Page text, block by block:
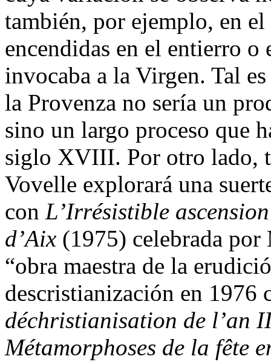
también, por ejemplo, en el
encendidas en el entierro o
invocaba a la Virgen. Tal
la Provenza no sería un
sino un largo proceso que
siglo XVIII. Por otro lado,
Vovelle explorará una
con L’Irrésistible
d’Aix (1975) celebrada
“obra maestra de la
descristianización en 1976
déchristianisation de l’an
Métamorphoses de la fête